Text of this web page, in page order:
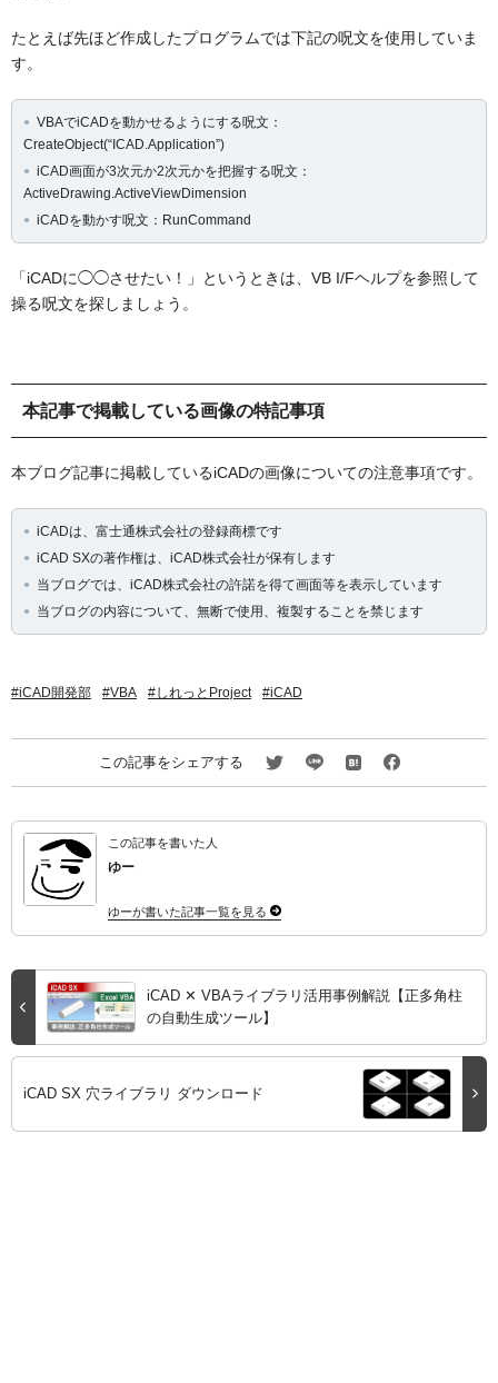
たとえば先ほど作成したプログラムでは下記の呪文を使用していま
す。
VBAでiCADを動かせるようにする呪文：
CreateObject(“ICAD.Application”)
iCAD画面が3次元か2次元かを把握する呪文：
ActiveDrawing.ActiveViewDimension
iCADを動かす呪文：RunCommand
「iCADに◯◯させたい！」というときは、VB I/Fヘルプを参照して
操る呪文を探しましょう。
本記事で掲載している画像の特記事項
本ブログ記事に掲載しているiCADの画像についての注意事項です。
iCADは、富士通株式会社の登録商標です
iCAD SXの著作権は、iCAD株式会社が保有します
当ブログでは、iCAD株式会社の許諾を得て画面等を表示しています
当ブログの内容について、無断で使用、複製することを禁じます
iCAD開発部 VBA しれっとProject iCAD
この記事をシェアする
この記事を書いた人
ゆー
ゆーが書いた記事一覧を見る
iCAD ✕ VBAライブラリ活用事例解説【正多角柱
の自動生成ツール】
iCAD SX 穴ライブラリ ダウンロード